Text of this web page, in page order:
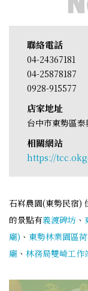
聯絡電話
04-24367181
04-25878187
0928-915577
店家地址
台中市東勢區
相關網站
https://
石嵙農園(東勢民宿)
的景點有義渡碑坊 、
廟) 、 東勢林業園區
廟 、 林務局雙崎工作